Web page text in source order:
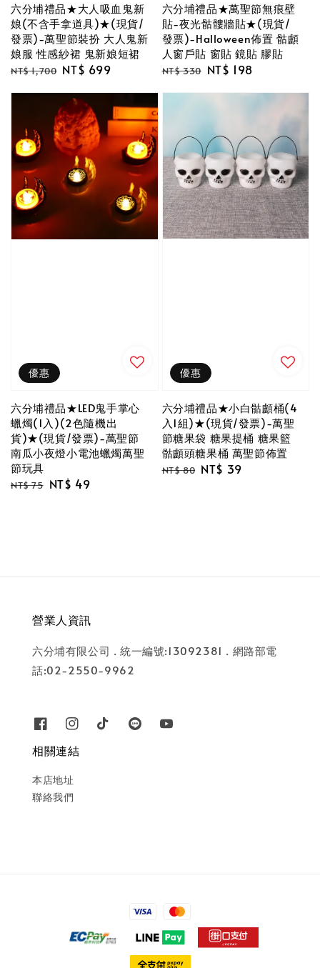
六分埔禮品★大人吸血鬼新
娘(不含手拿道具)★(現貨/
發票)-萬聖節裝扮 大人鬼新
娘服 性感紗裙 鬼新娘短裙
Regular
NT$ 1,700 Sale
NT$ 699
六分埔禮品★萬聖節無痕壁
貼-夜光骷髏牆貼★(現貨/
發票)-Halloween佈置 骷顱
人窗戶貼 窗貼 鏡貼 膠貼
Regular
NT$ 330 Sale
NT$ 198
優惠
六分埔禮品★LED鬼手掌心
蠟燭(1入)(2色隨機出
貨)★(現貨/發票)-萬聖節
南瓜小夜燈小電池蠟燭萬聖
節玩具
Regular
NT$ 75 Sale
NT$ 49
優惠
六分埔禮品★小白骷顱桶(4
入1組)★(現貨/發票)-萬聖
節糖果袋 糖果提桶 糖果籃
骷顱頭糖果桶 萬聖節佈置
Regular
NT$ 80 Sale
NT$ 39
營業人資訊
六分埔有限公司 . 統一編號:13092381 . 網路部電
話:02-2550-9962
相關連結
本店地址
聯絡我們